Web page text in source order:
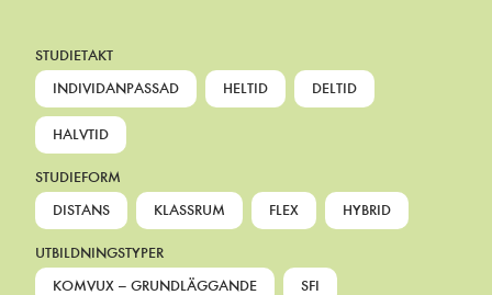
STUDIETAKT
INDIVIDANPASSAD
HELTID DELTID
HALVTID
STUDIEFORM
DISTANS
KLASSRUM FLEX HYBRID
UTBILDNINGSTYPER
KOMVUX – GRUNDLÄGGANDE
SFI